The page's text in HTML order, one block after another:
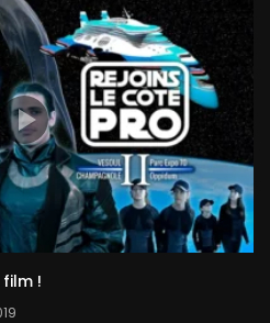
film !